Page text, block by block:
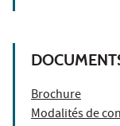
Brochure
Modalités de